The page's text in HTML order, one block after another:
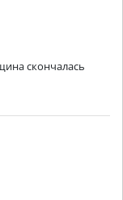
скончалась